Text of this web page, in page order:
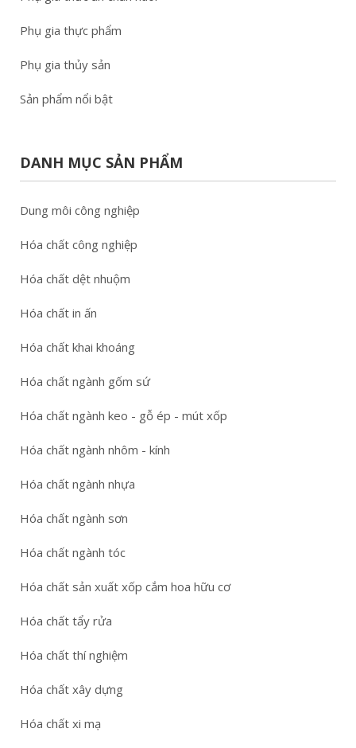
Phụ gia thực phẩm
Phụ gia thủy sản
Sản phẩm nổi bật
DANH MỤC SẢN PHẨM
Dung môi công nghiệp
Hóa chất công nghiệp
Hóa chất dệt nhuộm
Hóa chất in ấn
Hóa chất khai khoáng
Hóa chất ngành gốm sứ
Hóa chất ngành keo - gỗ ép - mút xốp
Hóa chất ngành nhôm - kính
Hóa chất ngành nhựa
Hóa chất ngành sơn
Hóa chất ngành tóc
Hóa chất sản xuất xốp cắm hoa hữu cơ
Hóa chất tẩy rửa
Hóa chất thí nghiệm
Hóa chất xây dựng
Hóa chất xi mạ